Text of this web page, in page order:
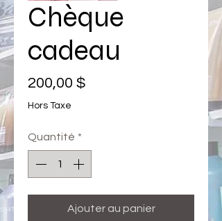
Chèque
cadeau
200,00 $
Hors Taxe
Quantité *
Ajouter au panier